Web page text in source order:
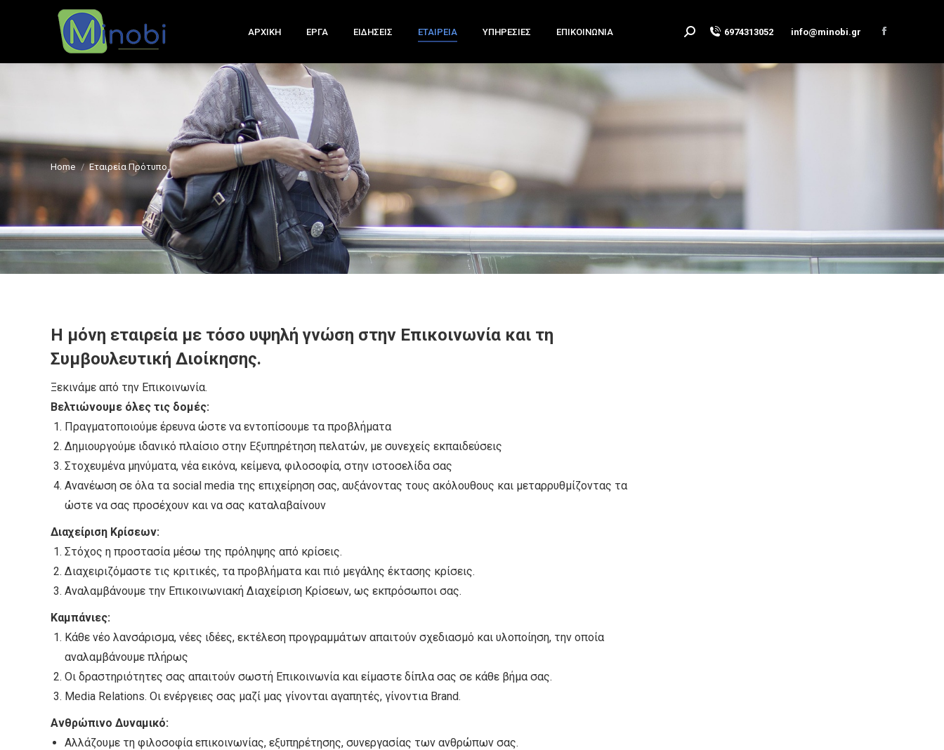
ΑΡΧΙΚΗ ΕΡΓΑ ΕΙΔΗΣΕΙΣ ΕΤΑΙΡΕΙΑ ΥΠΗΡΕΣΙΕΣ ΕΠΙΚΟΙΝΩΝΙΑ Search: 6974313052 info@minobi.gr
Facebook
You are here:
Home Εταιρεία Πρότυπο.
Η μόνη εταιρεία με τόσο υψηλή γνώση στην Επικοινωνία και τη
Συμβουλευτική Διοίκησης.
Ξεκινάμε από την Επικοινωνία.
Βελτιώνουμε όλες τις δομές:
Πραγματοποιούμε έρευνα ώστε να εντοπίσουμε τα προβλήματα
Δημιουργούμε ιδανικό πλαίσιο στην Εξυπηρέτηση πελατών, με συνεχείς εκπαιδεύσεις
Στοχευμένα μηνύματα, νέα εικόνα, κείμενα, φιλοσοφία, στην ιστοσελίδα σας
Ανανέωση σε όλα τα social media της επιχείρηση σας, αυξάνοντας τους ακόλουθους και μεταρρυθμίζοντας τα
ώστε να σας προσέχουν και να σας καταλαβαίνουν
Διαχείριση Κρίσεων:
Στόχος η προστασία μέσω της πρόληψης από κρίσεις.
Διαχειριζόμαστε τις κριτικές, τα προβλήματα και πιό μεγάλης έκτασης κρίσεις.
Αναλαμβάνουμε την Επικοινωνιακή Διαχείριση Κρίσεων, ως εκπρόσωποι σας.
Καμπάνιες:
Κάθε νέο λανσάρισμα, νέες ιδέες, εκτέλεση προγραμμάτων απαιτούν σχεδιασμό και υλοποίηση, την οποία
αναλαμβάνουμε πλήρως
Οι δραστηριότητες σας απαιτούν σωστή Επικοινωνία και είμαστε δίπλα σας σε κάθε βήμα σας.
Media Relations. Οι ενέργειες σας μαζί μας γίνονται αγαπητές, γίνοντια Brand.
Ανθρώπινο Δυναμικό:
Αλλάζουμε τη φιλοσοφία επικοινωνίας, εξυπηρέτησης, συνεργασίας των ανθρώπων σας.